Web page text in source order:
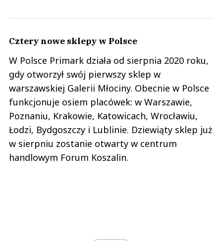
Cztery nowe sklepy w Polsce
W Polsce Primark działa od sierpnia 2020 roku,
gdy otworzył swój pierwszy sklep w
warszawskiej Galerii Młociny. Obecnie w Polsce
funkcjonuje osiem placówek: w Warszawie,
Poznaniu, Krakowie, Katowicach, Wrocławiu,
Łodzi, Bydgoszczy i Lublinie. Dziewiąty sklep już
w sierpniu zostanie otwarty w centrum
handlowym Forum Koszalin.